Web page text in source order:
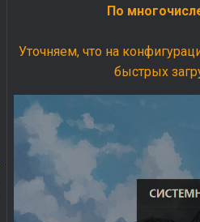
По
Уточняем, что на
быстрых